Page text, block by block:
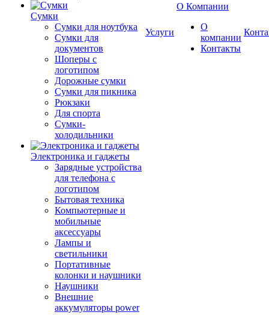
Сумки
Сумки для ноутбука
Сумки для
документов
Шоперы с
логотипом
Дорожные сумки
Сумки для пикника
Рюкзаки
Для спорта
Сумки-
холодильники
Электроника и гаджеты
Зарядные устройства
для телефона с
логотипом
Бытовая техника
Компьютерные и
мобильные
аксессуары
Лампы и
светильники
Портативные
колонки и наушники
Наушники
Внешние
аккумуляторы power
Услуги
О Компании
О
компании
Контакты